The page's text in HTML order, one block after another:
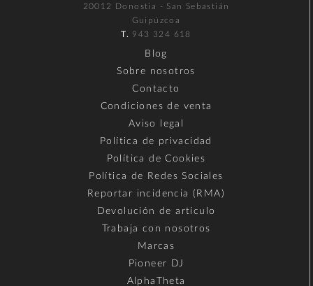
20012 Donostia - San Sebastián
Guipúzcoa
T. 943 324 618
Blog
Sobre nosotros
Contacto
Condiciones de venta
Aviso legal
Política de privacidad
Política de Cookies
Política de Redes Sociales
Reportar incidencia (RMA)
Devolución de artículo
Trabaja con nosotros
Marcas
Pioneer DJ
AlphaTheta